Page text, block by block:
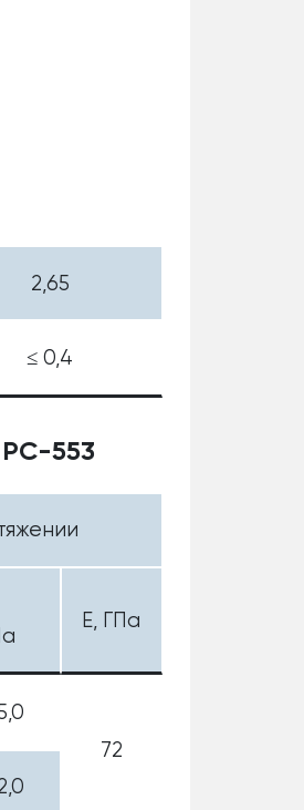
2,65
≤ 0,4
РС-553
E, ГПа
72